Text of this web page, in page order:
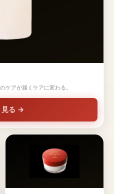
ケアが届くケアに変わる。
見る →